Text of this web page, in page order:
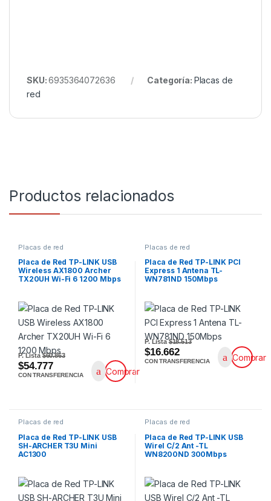
SKU:6935364072636 Categoría: Placas de
red
Productos relacionados
Placas de red
Placa de Red TP-LINK USB
Wireless AX1800 Archer
TX20UH Wi-Fi 6 1200 Mbps
P. Lista$60.863
$54.777
CON TRANSFERENCIA Comprar
Placas de red
Placa de Red TP-LINK PCI
Express 1 Antena TL-
WN781ND 150Mbps
P. Lista$18.513
$16.662
CON TRANSFERENCIA Comprar
Placas de red
Placa de Red TP-LINK USB
SH-ARCHER T3U Mini
AC1300
Placas de red
Placa de Red TP-LINK USB
Wirel C/2 Ant -TL
WN8200ND 300Mbps